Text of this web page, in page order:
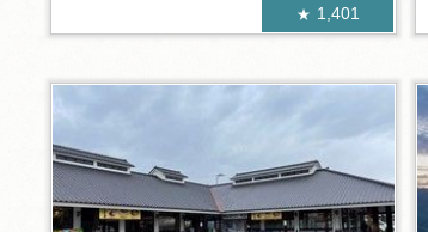
1,401